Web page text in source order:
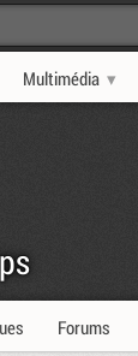
Multimédia
Forums